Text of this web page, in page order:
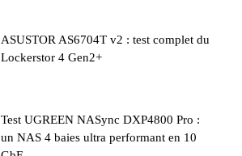
ASUSTOR AS6704T v2 : test complet du
Lockerstor 4 Gen2+
Test UGREEN NASync DXP4800 Pro :
un NAS 4 baies ultra performant en 10